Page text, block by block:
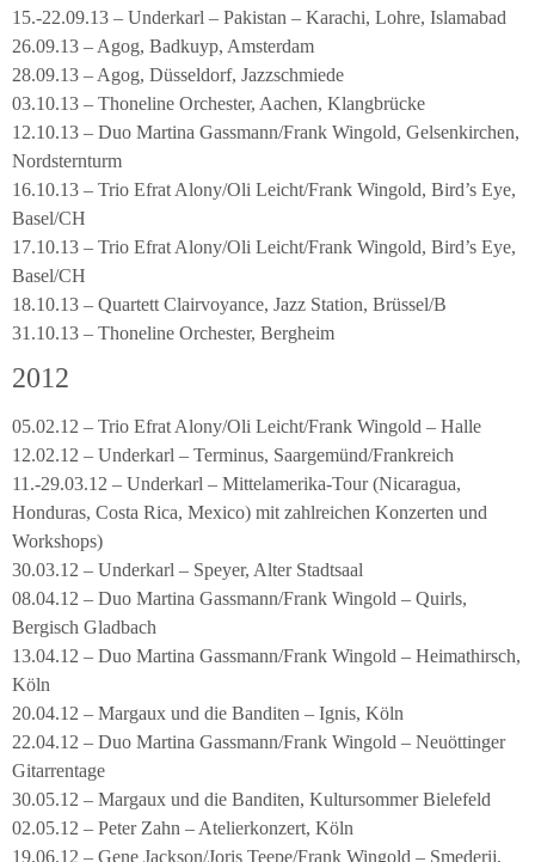
15.-22.09.13 – Underkarl – Pakistan – Karachi, Lohre, Islamabad
26.09.13 – Agog, Badkuyp, Amsterdam
28.09.13 – Agog, Düsseldorf, Jazzschmiede
03.10.13 – Thoneline Orchester, Aachen, Klangbrücke
12.10.13 – Duo Martina Gassmann/Frank Wingold, Gelsenkirchen,
Nordsternturm
16.10.13 – Trio Efrat Alony/Oli Leicht/Frank Wingold, Bird’s Eye,
Basel/CH
17.10.13 – Trio Efrat Alony/Oli Leicht/Frank Wingold, Bird’s Eye,
Basel/CH
18.10.13 – Quartett Clairvoyance, Jazz Station, Brüssel/B
31.10.13 – Thoneline Orchester, Bergheim
2012
05.02.12 – Trio Efrat Alony/Oli Leicht/Frank Wingold – Halle
12.02.12 – Underkarl – Terminus, Saargemünd/Frankreich
11.-29.03.12 – Underkarl – Mittelamerika-Tour (Nicaragua,
Honduras, Costa Rica, Mexico) mit zahlreichen Konzerten und
Workshops)
30.03.12 – Underkarl – Speyer, Alter Stadtsaal
08.04.12 – Duo Martina Gassmann/Frank Wingold – Quirls,
Bergisch Gladbach
13.04.12 – Duo Martina Gassmann/Frank Wingold – Heimathirsch,
Köln
20.04.12 – Margaux und die Banditen – Ignis, Köln
22.04.12 – Duo Martina Gassmann/Frank Wingold – Neuöttinger
Gitarrentage
30.05.12 – Margaux und die Banditen, Kultursommer Bielefeld
02.05.12 – Peter Zahn – Atelierkonzert, Köln
19.06.12 – Gene Jackson/Joris Teepe/Frank Wingold – Smederij,